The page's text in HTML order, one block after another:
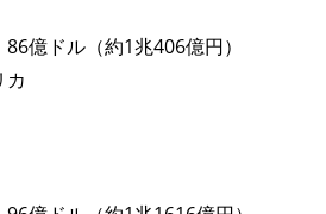
億ドル（約1兆406億円）
カ